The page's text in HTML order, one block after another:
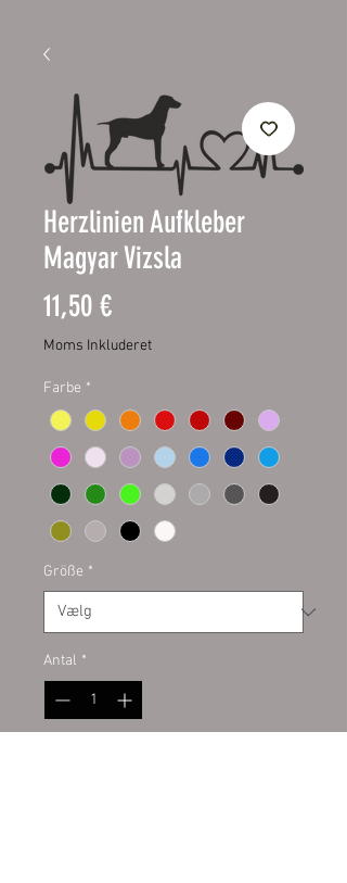
Herzlinien Aufkleber
Magyar Vizsla
11,50 €Pris
Moms Inkluderet
Farbe *
Größe *
Antal *